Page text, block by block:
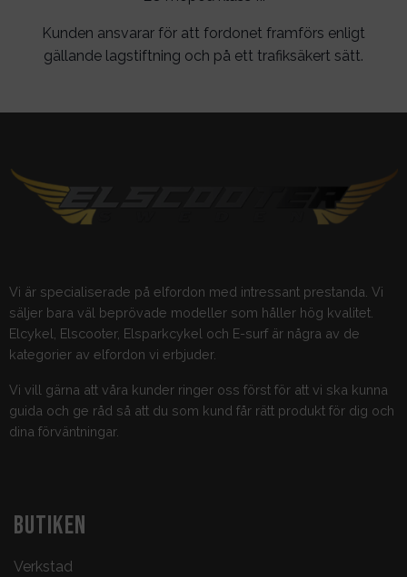
Kunden ansvarar för att fordonet framförs enligt
gällande lagstiftning och på ett trafiksäkert sätt.
Vi är specialiserade på elfordon med intressant prestanda. Vi
säljer bara väl beprövade modeller som håller hög kvalitet.
Elcykel, Elscooter, Elsparkcykel och E-surf är några av de
kategorier av elfordon vi erbjuder.
Vi vill gärna att våra kunder ringer oss först för att vi ska kunna
guida och ge råd så att du som kund får rätt produkt för dig och
dina förväntningar.
BUTIKEN
Verkstad